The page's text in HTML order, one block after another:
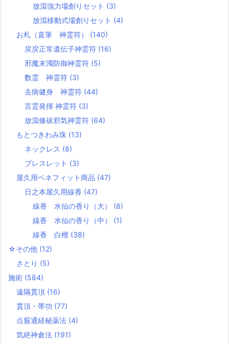
放瀉強力場創りセット (3)
放瀉移動式場創りセット (4)
お札（直筆 神霊符） (140)
戻戻正常遺伝子神霊符 (16)
邪魔末濁防御神霊符 (5)
数霊 神霊符 (3)
去病健身 神霊符 (44)
言霊発揮 神霊符 (3)
放瀉修祓邪気神霊符 (64)
もとつきわみ珠 (13)
ネックレス (8)
ブレスレット (3)
屋久用ベネフィット商品 (47)
日之本屋久用線香 (47)
線香 水仙の香り（大） (8)
線香 水仙の香り（中） (1)
線香 白檀 (38)
☆その他 (12)
さとり (5)
施術 (584)
遠隔貫頂 (16)
貫頂・帯功 (77)
点竅通経秘薬法 (4)
気絶神倉法 (191)